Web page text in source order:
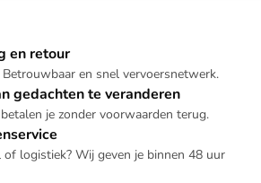
en retour
en snel vervoersnetwerk.
gedachten te veranderen
je zonder voorwaarden terug.
of logistiek? Wij geven je binnen 48 uur